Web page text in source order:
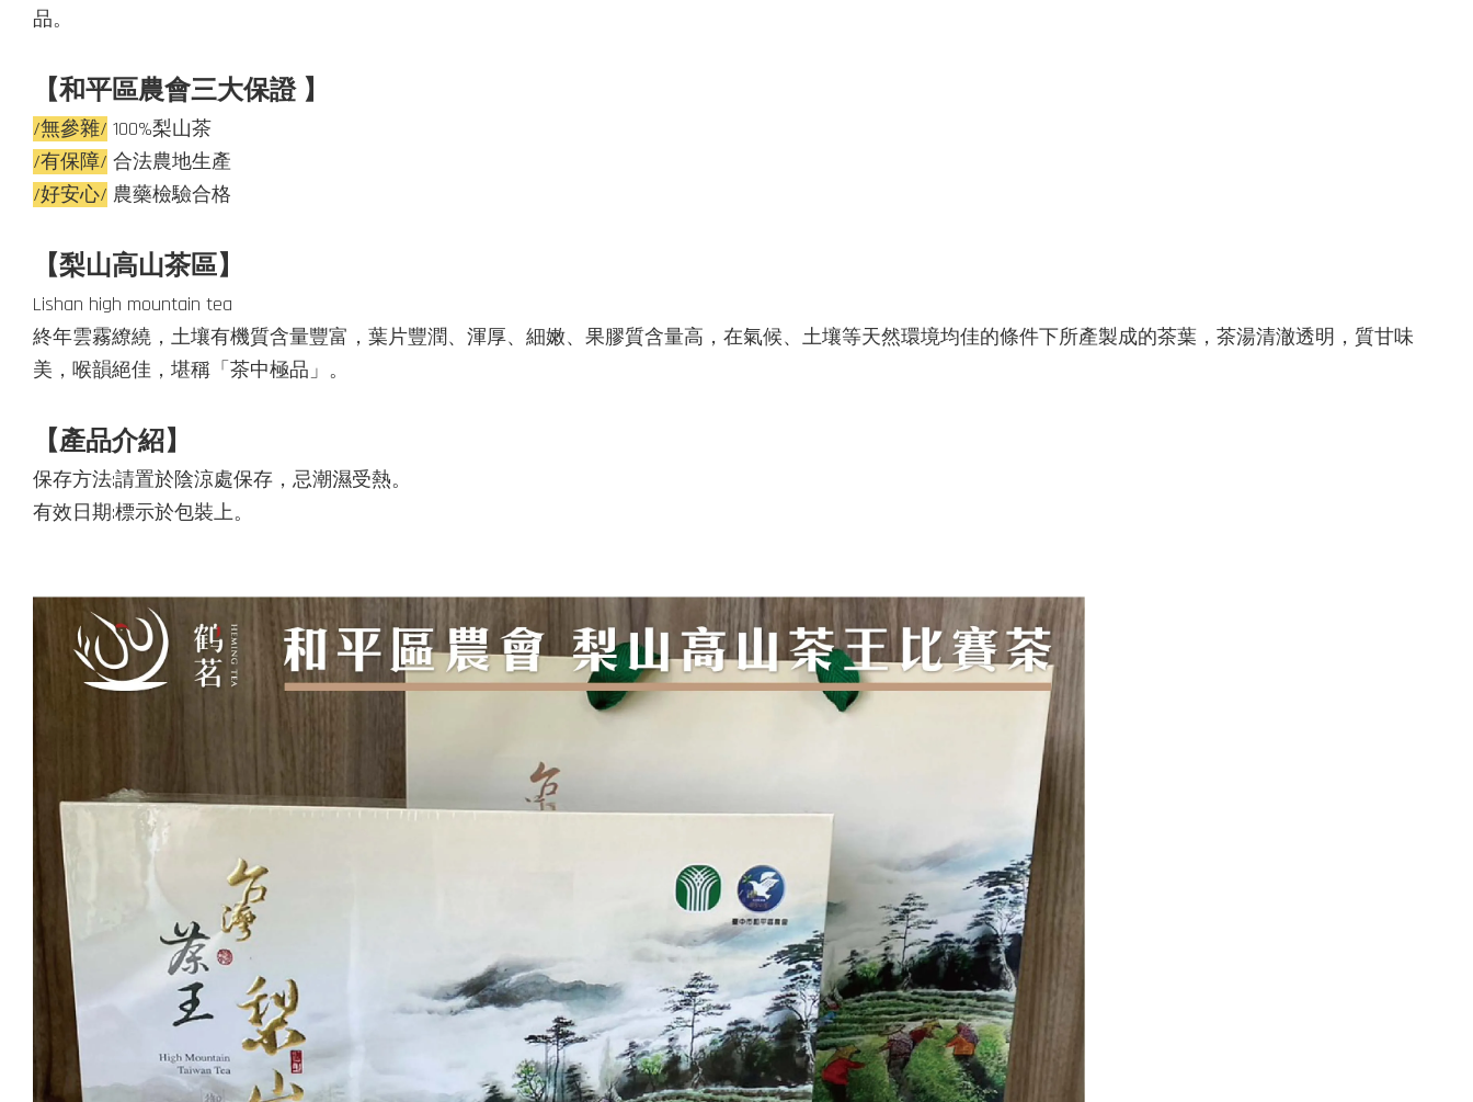
品。
【和平區農會三大保證 】
/無參雜/ 100%梨山茶
/有保障/ 合法農地生產
/好安心/ 農藥檢驗合格
【梨山高山茶區】
Lishan high mountain tea
終年雲霧繚繞，土壤有機質含量豐富，葉片豐潤、渾厚、細嫩、果膠質含量高，在氣候、土壤等天然環境均佳的條件下所產製成的茶葉，茶湯清澈透明，質甘味
美，喉韻絕佳，堪稱「茶中極品」。
【產品介紹】
保存方法:請置於陰涼處保存，忌潮濕受熱。
有效日期:標示於包裝上。